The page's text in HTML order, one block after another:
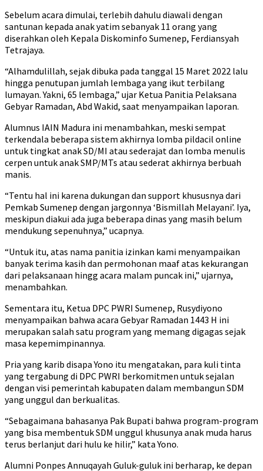
Sebelum acara dimulai, terlebih dahulu diawali dengan
santunan kepada anak yatim sebanyak 11 orang yang
diserahkan oleh Kepala Diskominfo Sumenep, Ferdiansyah
Tetrajaya.
“Alhamdulillah, sejak dibuka pada tanggal 15 Maret 2022 lalu
hingga penutupan jumlah lembaga yang ikut terbilang
lumayan. Yakni, 65 lembaga,” ujar Ketua Panitia Pelaksana
Gebyar Ramadan, Abd Wakid, saat menyampaikan laporan.
Alumnus IAIN Madura ini menambahkan, meski sempat
terkendala beberapa sistem akhirnya lomba pildacil online
untuk tingkat anak SD/MI atau sederajat dan lomba menulis
cerpen untuk anak SMP/MTs atau sederat akhirnya berbuah
manis.
“Tentu hal ini karena dukungan dan support khususnya dari
Pemkab Sumenep dengan jargonnya ‘Bismillah Melayani’. Iya,
meskipun diakui ada juga beberapa dinas yang masih belum
mendukung sepenuhnya,” ucapnya.
“Untuk itu, atas nama panitia izinkan kami menyampaikan
banyak terima kasih dan permohonan maaf atas kekurangan
dari pelaksanaan hingg acara malam puncak ini,” ujarnya,
menambahkan.
Sementara itu, Ketua DPC PWRI Sumenep, Rusydiyono
menyampaikan bahwa acara Gebyar Ramadan 1443 H ini
merupakan salah satu program yang memang digagas sejak
masa kepemimpinannya.
Pria yang karib disapa Yono itu mengatakan, para kuli tinta
yang tergabung di DPC PWRI berkomitmen untuk sejalan
dengan visi pemerintah kabupaten dalam membangun SDM
yang unggul dan berkualitas.
“Sebagaimana bahasanya Pak Bupati bahwa program-program
yang bisa membentuk SDM unggul khusunya anak muda harus
terus berlanjut dari hulu ke hilir,” kata Yono.
Alumni Ponpes Annuqayah Guluk-guluk ini berharap, ke depan